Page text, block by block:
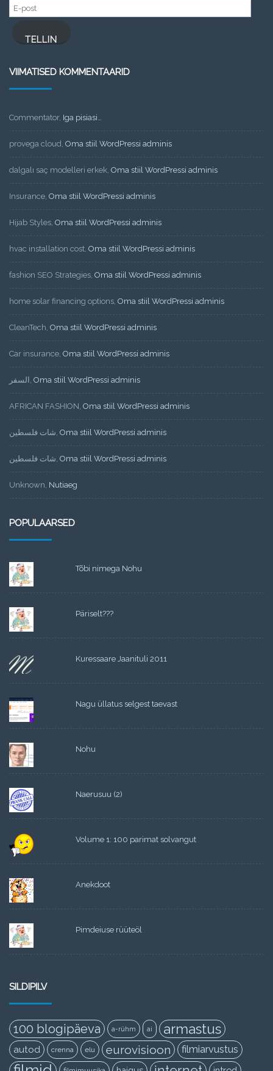
E-
post
TELLIN
VIIMATISED KOMMENTAARID
Commentator, Iga pisiasi…
provega cloud, Oma stiil WordPressi adminis
dalgalı saç modelleri erkek, Oma stiil WordPressi adminis
Insurance, Oma stiil WordPressi adminis
Hijab Styles, Oma stiil WordPressi adminis
hvac installation cost, Oma stiil WordPressi adminis
fashion SEO Strategies, Oma stiil WordPressi adminis
home solar financing options, Oma stiil WordPressi adminis
CleanTech, Oma stiil WordPressi adminis
Car insurance, Oma stiil WordPressi adminis
السفر , Oma stiil WordPressi adminis
AFRICAN FASHION, Oma stiil WordPressi adminis
شات فلسطين, Oma stiil WordPressi adminis
شات فلسطين, Oma stiil WordPressi adminis
Unknown, Nutiaeg
POPULAARSED
Tõbi nimega Nohu
Päriselt???
Kuressaare Jaanituli 2011
Nagu üllatus selgest taevast
Nohu
Naerusuu (2)
Volume 1: 100 parimat solvangut
Anekdoot
Pimdeiuse rüüteöl
SILDIPILV
100 blogipäeva a-rühm ai armastus
autod crenna elu eurovisioon filmiarvustus